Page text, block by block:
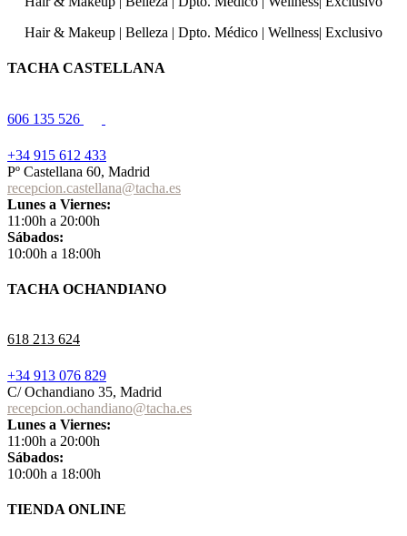
Hair & Makeup | Belleza | Dpto. Médico | Wellness| Exclusivo
TACHA CASTELLANA
606 135 526
+34 915 612 433
Pº Castellana 60, Madrid
recepcion.castellana@tacha.es
Lunes a Viernes:
11:00h a 20:00h
Sábados:
10:00h a 18:00h
TACHA OCHANDIANO
618 213 624
+34 913 076 829
C/ Ochandiano 35, Madrid
recepcion.ochandiano@tacha.es
Lunes a Viernes:
11:00h a 20:00h
Sábados:
10:00h a 18:00h
TIENDA ONLINE